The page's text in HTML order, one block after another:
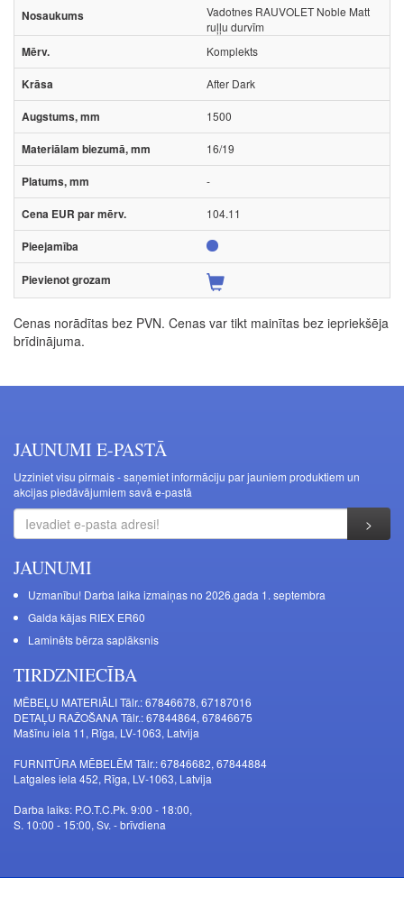
Vadotnes RAUVOLET Noble Matt
ruļļu durvīm
Komplekts
After Dark
1500
16/19
-
104.11
Cenas norādītas bez PVN. Cenas var tikt mainītas bez iepriekšēja
brīdinājuma.
JAUNUMI E-PASTĀ
Uzziniet visu pirmais - saņemiet informāciju par jauniem produktiem un
akcijas piedāvājumiem savā e-pastā
JAUNUMI
Uzmanību! Darba laika izmaiņas no 2026.gada 1. septembra
Galda kājas RIEX ER60
Laminēts bērza saplāksnis
TIRDZNIECĪBA
MĒBEĻU MATERIĀLI Tālr.: 67846678, 67187016
DETAĻU RAŽOŠANA Tālr.: 67844864, 67846675
Mašīnu iela 11, Rīga, LV-1063, Latvija
FURNITŪRA MĒBELĒM Tālr.: 67846682, 67844884
Latgales iela 452, Rīga, LV-1063, Latvija
Darba laiks: P.O.T.C.Pk. 9:00 - 18:00,
S. 10:00 - 15:00, Sv. - brīvdiena